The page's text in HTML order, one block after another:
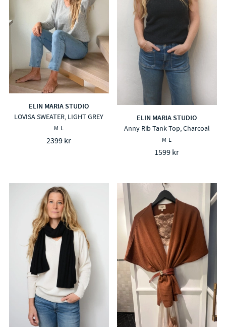
ELIN MARIA STUDIO
LOVISA SWEATER, LIGHT GREY
M L
2399 kr
ELIN MARIA STUDIO
Anny Rib Tank Top, Charcoal
M L
1599 kr